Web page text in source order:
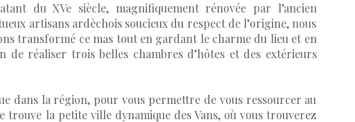
du XVe siècle, magnifiquement rénovée par l’ancien
artisans ardèchois soucieux du respect de l’origine, nous
transformé ce mas tout en gardant le charme du lieu et en
de réaliser trois belles chambres d’hôtes et des extérieurs
dans la région, pour vous permettre de vous ressourcer au
trouve la petite ville dynamique des Vans, où vous trouverez